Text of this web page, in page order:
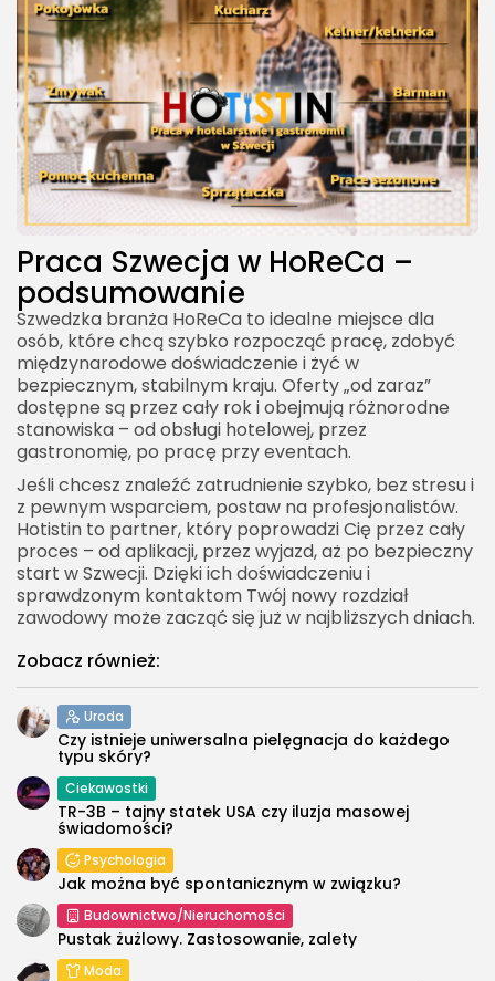
Praca Szwecja w HoReCa –
podsumowanie
Szwedzka branża HoReCa to idealne miejsce dla
osób, które chcą szybko rozpocząć pracę, zdobyć
międzynarodowe doświadczenie i żyć w
bezpiecznym, stabilnym kraju. Oferty „od zaraz”
dostępne są przez cały rok i obejmują różnorodne
stanowiska – od obsługi hotelowej, przez
gastronomię, po pracę przy eventach.
Jeśli chcesz znaleźć zatrudnienie szybko, bez stresu i
z pewnym wsparciem, postaw na profesjonalistów.
Hotistin to partner, który poprowadzi Cię przez cały
proces – od aplikacji, przez wyjazd, aż po bezpieczny
start w Szwecji. Dzięki ich doświadczeniu i
sprawdzonym kontaktom Twój nowy rozdział
zawodowy może zacząć się już w najbliższych dniach.
Zobacz również:
Uroda
Czy istnieje uniwersalna pielęgnacja do każdego
typu skóry?
Ciekawostki
TR-3B – tajny statek USA czy iluzja masowej
świadomości?
Psychologia
Jak można być spontanicznym w związku?
Budownictwo/Nieruchomości
Pustak żużlowy. Zastosowanie, zalety
Moda